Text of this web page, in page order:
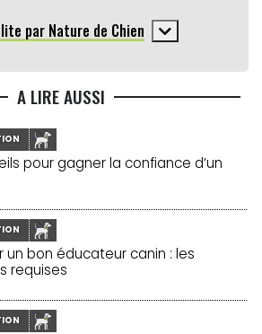
par Nature de Chien
A LIRE AUSSI
pour gagner la confiance d’un
un bon éducateur canin : les
requises